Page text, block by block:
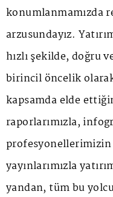
konumlanmamızda
arzusundayız.
hızlı şekilde, doğru
birincil öncelik
kapsamda elde
raporlarımızla,
profesyonellerimizin
yayınlarımızla
yandan, tüm bu